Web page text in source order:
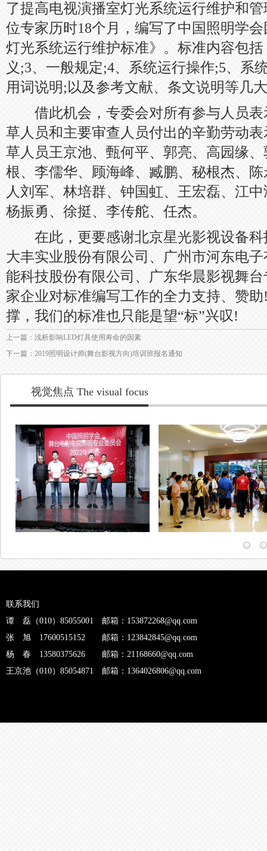
了提高电视演播室灯光系统运行维护和
位专家历时18个月，编写了中国照明学
灯光系统运行维护标准》。标准内容包
义;3、一般规定;4、系统运行操作;5、系
用词说明;以及参考文献、条文说明等几
借此机会，专委会对所有参与人员表
草人员和主要审查人员付出的辛勤劳动
草人员王京池、甄何平、郭亮、高园缘
根、李儒华、顾海峰、臧鹏、秘根杰、
人刘军、林培群、钟国虹、王宏磊、江
杨振勇、徐挺、李传舵、任杰。
在此，更要感谢北京星光影视设备科
大丰实业股份有限公司、广州市河东电
能科技股份有限公司、广东华晨影视舞
家企业对标准编写工作的全力支持、赞
撑，我们的标准也只能是望“标”兴叹!
上一篇：浅析影响LED灯具使用寿命的因素
下一篇：2019照明设计师(舞台影视方向)培训班报名通知
联系我们
谭 磊（010）85055001 邮箱：153872268@qq.com
张 旭 17600515152 邮箱：123842845@qq.com
杨 春 13580375626 邮箱：21168660@qq.com
王京池（010）85054871 邮箱：1364026806@qq.com